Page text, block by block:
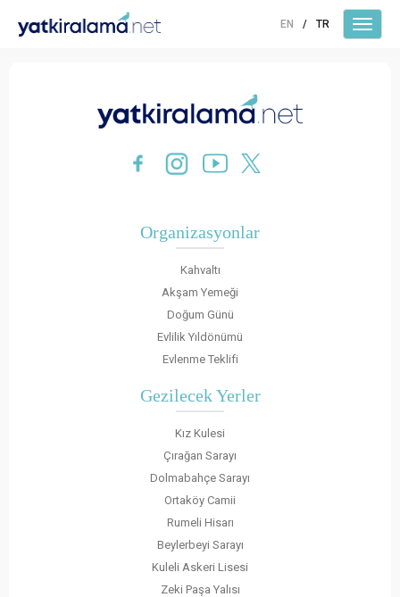
EN / TR
Organizasyonlar
Kahvaltı
Akşam Yemeği
Doğum Günü
Evlilik Yıldönümü
Evlenme Teklifi
Gezilecek Yerler
Kız Kulesi
Çırağan Sarayı
Dolmabahçe Sarayı
Ortaköy Camii
Rumeli Hisarı
Beylerbeyi Sarayı
Kuleli Askeri Lisesi
Zeki Paşa Yalısı